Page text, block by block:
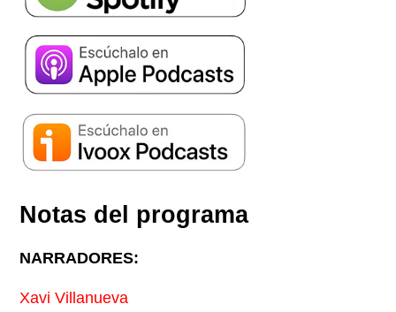
Notas del programa
NARRADORES:
Xavi Villanueva